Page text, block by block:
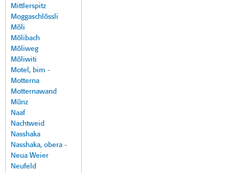
Mittlerspitz
Moggaschlössli
Möli
Mölibach
Möliweg
Möliwiti
Motel, bim -
Motterna
Motternawand
Münz
Naaf
Nachtweid
Nasshaka
Nasshaka, obera -
Neua Weier
Neufeld